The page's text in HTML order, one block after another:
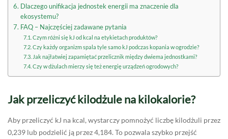
Dlaczego unifikacja jednostek energii ma znaczenie dla
ekosystemu?
FAQ – Najczęściej zadawane pytania
Czym różni się kJ od kcal na etykietach produktów?
Czy każdy organizm spala tyle samo kJ podczas kopania w ogrodzie?
Jak najłatwiej zapamiętać przelicznik między dwiema jednostkami?
Czy w dżulach mierzy się też energię urządzeń ogrodowych?
Jak przeliczyć kilodżule na kilokalorie?
Aby przeliczyć kJ na kcal, wystarczy pomnożyć liczbę kilodżuli przez
0,239 lub podzielić ją przez 4,184. To pozwala szybko przejść